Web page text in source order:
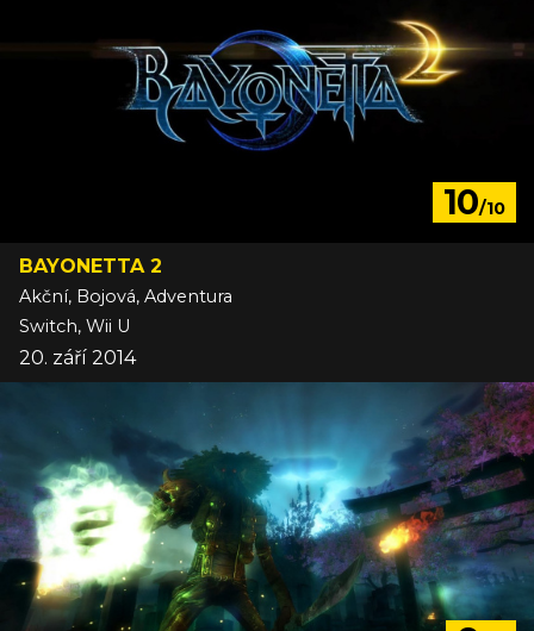
10/10
BAYONETTA 2
Akční, Bojová, Adventura
Switch, Wii U
20. září 2014